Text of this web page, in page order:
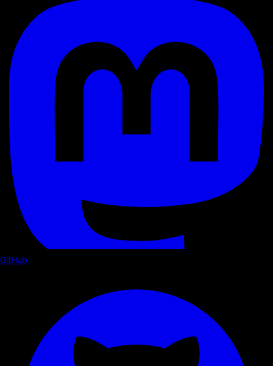
GitHub